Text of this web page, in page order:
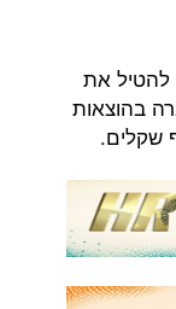
להטיל את
בהוצאות